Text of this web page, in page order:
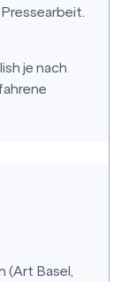
je nach
(Art Basel,